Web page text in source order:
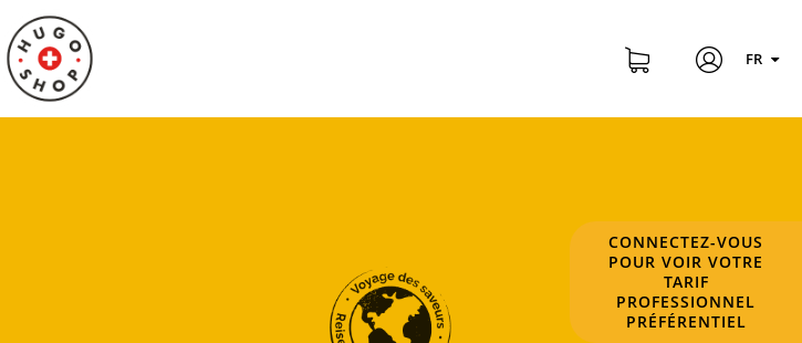
FR
CONNECTEZ-VOUS
POUR VOIR VOTRE
TARIF
PROFESSIONNEL
PRÉFÉRENTIEL